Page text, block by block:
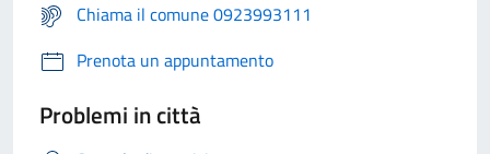
Chiama il comune 0923993111
Prenota un appuntamento
Problemi in città